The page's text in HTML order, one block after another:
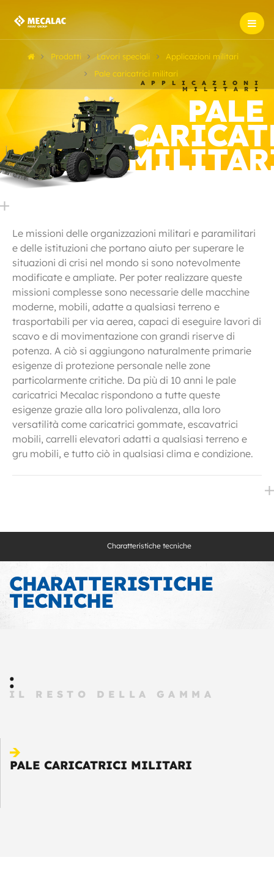
Prodotti Lavori speciali
Applicazioni militari
Pale caricatrici militari
APPLICAZIONI
MILITARI
PALE
Le missioni delle organizzazioni militari e paramilitari
e delle istituzioni che portano aiuto per superare le
situazioni di crisi nel mondo si sono notevolmente
modificate e ampliate. Per poter realizzare queste
missioni complesse sono necessarie delle macchine
moderne, mobili, adatte a qualsiasi terreno e
trasportabili per via aerea, capaci di eseguire lavori di
scavo e di movimentazione con grandi riserve di
potenza. A ciò si aggiungono naturalmente primarie
esigenze di protezione personale nelle zone
particolarmente critiche. Da più di 10 anni le pale
caricatrici Mecalac rispondono a tutte queste
esigenze grazie alla loro polivalenza, alla loro
versatilità come caricatrici gommate, escavatrici
mobili, carrelli elevatori adatti a qualsiasi terreno e
gru mobili, e tutto ciò in qualsiasi clima e condizione.
Charatteristiche tecniche
CHARATTERISTICHE
TECNICHE
:
IL RESTO DELLA GAMMA
PALE CARICATRICI MILITARI